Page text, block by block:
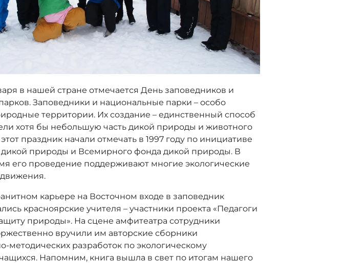
в нашей стране отмечается День заповедников и
Заповедники и национальные парки – особо
территории. Их создание – единственный способ
хотя бы небольшую часть дикой природы и животного
праздник начали отмечать в 1997 году по инициативе
природы и Всемирного фонда дикой природы. В
его проведение поддерживают многие экологические
карьере на Восточном входе в заповедник
красноярские учителя – участники проекта «Педагоги
природы». На сцене амфитеатра сотрудники
вручили им авторские сборники
методических разработок по экологическому
Напомним, книга вышла в свет по итогам нашего